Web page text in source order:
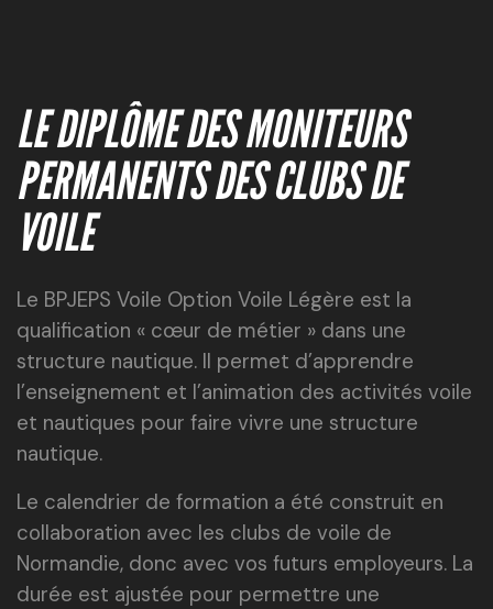
LE DIPLÔME DES MONITEURS
PERMANENTS DES CLUBS DE
VOILE
Le BPJEPS Voile Option Voile Légère est la
qualification « cœur de métier » dans une
structure nautique. Il permet d’apprendre
l’enseignement et l’animation des activités voile
et nautiques pour faire vivre une structure
nautique.
Le calendrier de formation a été construit en
collaboration avec les clubs de voile de
Normandie, donc avec vos futurs employeurs. La
durée est ajustée pour permettre une